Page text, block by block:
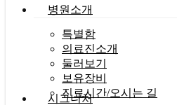
병원소개
특별함
의료진소개
둘러보기
보유장비
진료시간/오시는 길
시그니처